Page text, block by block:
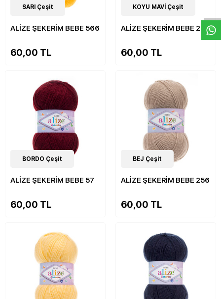
33Çeşit
SARI Çeşit
ALİZE ŞEKERİM BEBE 566
60,00 TL
33Çeşit
KOYU MAVİ Çeşit
ALİZE ŞEKERİM BEBE 289
60,00 TL
33Çeşit
BORDO Çeşit
ALİZE ŞEKERİM BEBE 57
60,00 TL
33Çeşit
BEJ Çeşit
ALİZE ŞEKERİM BEBE 256
60,00 TL